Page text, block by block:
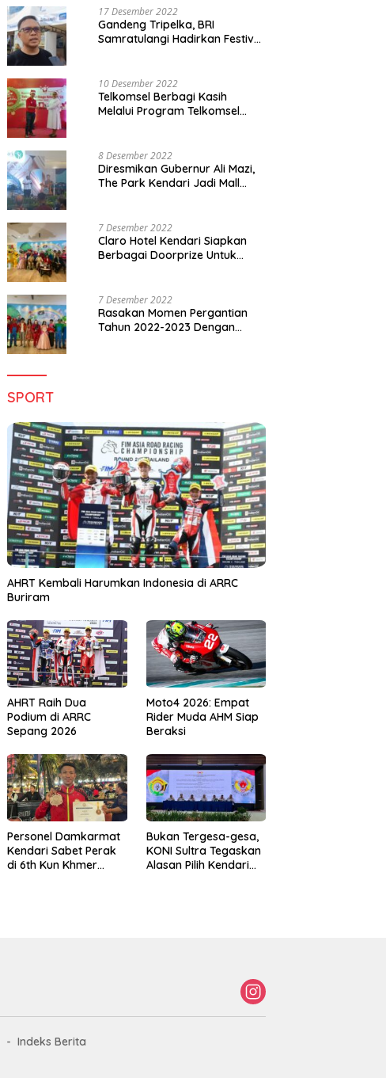
17 Desember 2022
Gandeng Tripelka, BRI
Samratulangi Hadirkan Festival
10 Desember 2022
Telkomsel Berbagi Kasih
Melalui Program Telkomsel
8 Desember 2022
Diresmikan Gubernur Ali Mazi,
The Park Kendari Jadi Mall
7 Desember 2022
Claro Hotel Kendari Siapkan
Berbagai Doorprize Untuk
7 Desember 2022
Rasakan Momen Pergantian
Tahun 2022-2023 Dengan
SPORT
AHRT Kembali Harumkan Indonesia di ARRC
Buriram
AHRT Raih Dua
Podium di ARRC
Sepang 2026
Moto4 2026: Empat
Rider Muda AHM Siap
Beraksi
Personel Damkarmat
Kendari Sabet Perak
di 6th Kun Khmer
Bukan Tergesa-gesa,
KONI Sultra Tegaskan
Alasan Pilih Kendari
Indeks Berita